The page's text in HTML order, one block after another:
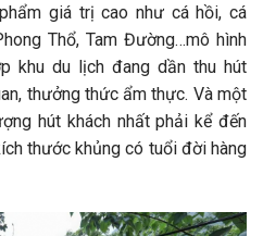
giá trị cao như cá hồi, cá
Thổ, Tam Đường…mô hình
khu du lịch đang dần thu hút
thưởng thức ẩm thực. Và một
hút khách nhất phải kể đến
thước khủng có tuổi đời hàng